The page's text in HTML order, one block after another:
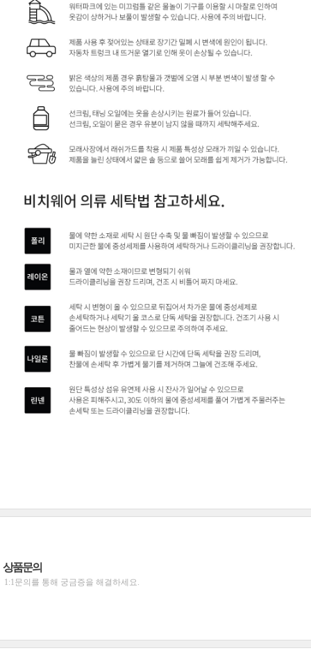
상품문의
1:1문의를 통해 궁금증을 해결하세요.